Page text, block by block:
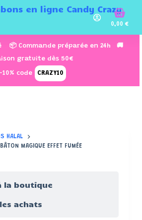
0,00€
📦 Commande préparée en 24h 🚚
gratuite dès 50€
10% code CRAZY10
HALAL
MAGIQUE EFFET FUMÉE
achats
la boutique